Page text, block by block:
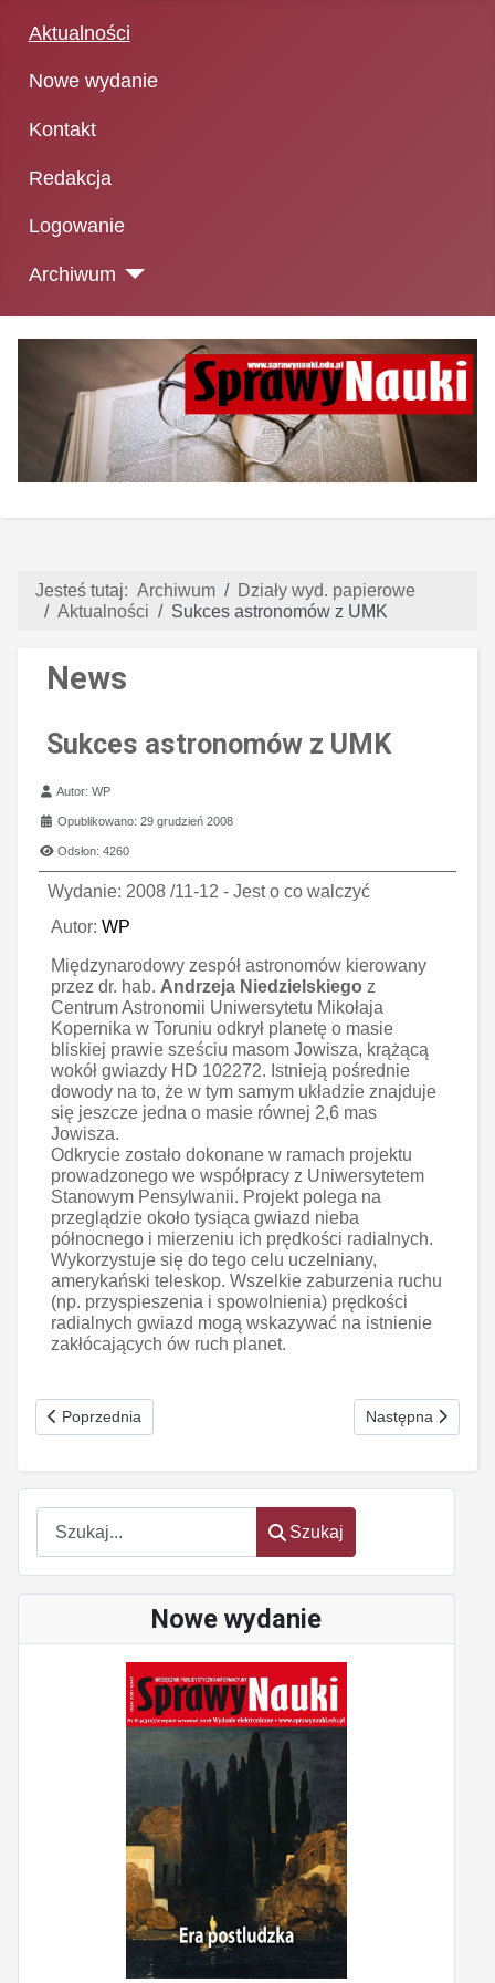
Aktualności
Nowe wydanie
Kontakt
Redakcja
Logowanie
Archiwum
Szukaj
Szukaj
Nowe wydanie
Jesteś tutaj: Archiwum
Działy wyd. papierowe
Aktualności
Sukces astronomów z UMK
News
Sukces astronomów z UMK
Szczegóły
Autor:WP
Opublikowano: 29 grudzień 2008
Odsłon: 4260
Wydanie: 2008 /11-12 - Jest o co walczyć
Autor: WP
Międzynarodowy zespół astronomów kierowany
przez dr. hab. Andrzeja Niedzielskiego z
Centrum Astronomii Uniwersytetu Mikołaja
Kopernika w Toruniu odkrył planetę o masie
bliskiej prawie sześciu masom Jowisza, krążącą
wokół gwiazdy HD 102272. Istnieją pośrednie
dowody na to, że w tym samym układzie znajduje
się jeszcze jedna o masie równej 2,6 mas
Jowisza.
Odkrycie zostało dokonane w ramach projektu
prowadzonego we współpracy z Uniwersytetem
Stanowym Pensylwanii. Projekt polega na
przeglądzie około tysiąca gwiazd nieba
północnego i mierzeniu ich prędkości radialnych.
Wykorzystuje się do tego celu uczelniany,
amerykański teleskop. Wszelkie zaburzenia ruchu
(np. przyspieszenia i spowolnienia) prędkości
radialnych gwiazd mogą wskazywać na istnienie
zakłócających ów ruch planet.
software
Poprzednia strona: Spielberg honorowym doktorem UJ
Poprzednia Następna strona:
Następna